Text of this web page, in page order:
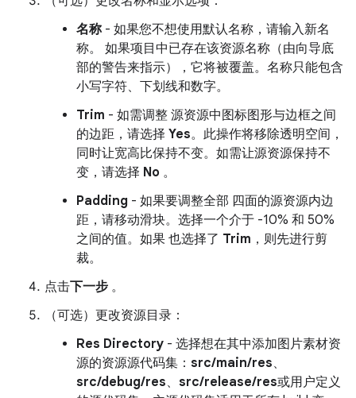
名称- 如果您不想使用默认名称，请输入新名
称。 如果项目中已存在该资源名称（由向导底
部的警告来指示），它将被覆盖。名称只能包含
小写字符、下划线和数字。
Trim - 如需调整 源资源中图标图形与边框之间
的边距，请选择 Yes。此操作将移除透明空间，
同时让宽高比保持不变。如需让源资源保持不
变，请选择 No 。
Padding - 如果要调整全部 四面的源资源内边
距，请移动滑块。选择一个介于 -10% 和 50%
之间的值。如果 也选择了 Trim ，则先进行剪
裁。
点击下一步 。
（可选）更改资源目录：
Res Directory - 选择想在其中添加图片素材资
源的资源源代码集： src/main/res、
src/debug/res、 src/release/res或用户定义